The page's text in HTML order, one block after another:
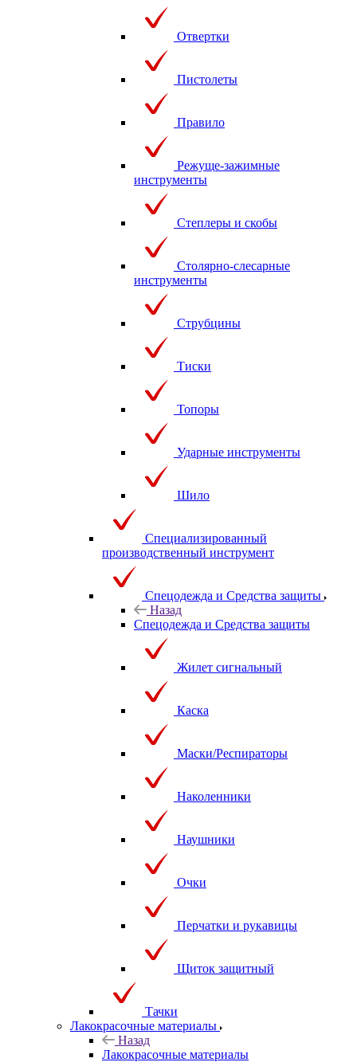
Отвертки
Пистолеты
Правило
Режуще-зажимные
инструменты
Степлеры и скобы
Столярно-слесарные
инструменты
Струбцины
Тиски
Топоры
Ударные инструменты
Шило
Специализированный
производственный инструмент
Спецодежда и Средства защиты
Назад
Спецодежда и Средства защиты
Жилет сигнальный
Каска
Маски/Респираторы
Наколенники
Наушники
Очки
Перчатки и рукавицы
Щиток защитный
Тачки
Лакокрасочные материалы
Назад
Лакокрасочные материалы